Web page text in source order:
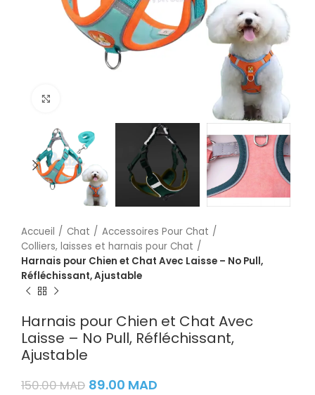
Accueil Chat
Accessoires Pour Chat
Colliers, laisses et harnais pour Chat
Harnais pour Chien et Chat Avec Laisse – No Pull,
Réfléchissant, Ajustable
Harnais pour Chien et Chat Avec
Laisse – No Pull, Réfléchissant,
Ajustable
150.00MAD 89.00 MAD